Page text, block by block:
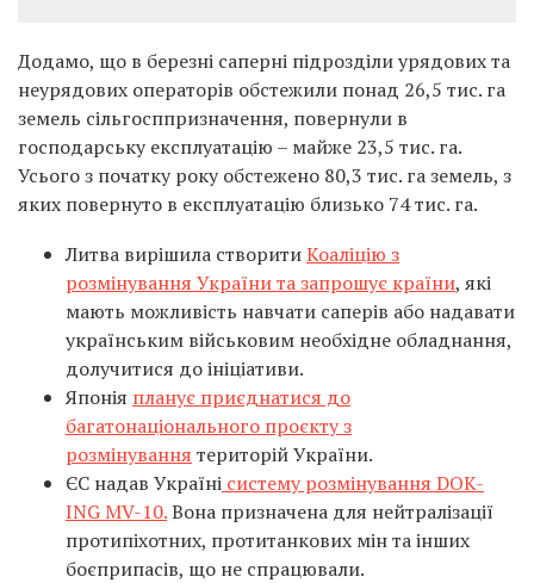
Додамо, що в березні саперні підрозділи урядових та
неурядових операторів обстежили понад 26,5 тис. га
земель сільгосппризначення, повернули в
господарську експлуатацію – майже 23,5 тис. га.
Усього з початку року обстежено 80,3 тис. га земель, з
яких повернуто в експлуатацію близько 74 тис. га.
Литва вирішила створитиКоаліцію з
розмінування України та запрошує країни, які
мають можливість навчати саперів або надавати
українським військовим необхідне обладнання,
долучитися до ініціативи.
Японія планує приєднатися до
багатонаціонального проєкту з
розмінування територій України.
ЄС надав Україні систему розмінування DOK-
ING MV-10.Вона призначена для нейтралізації
протипіхотних, протитанкових мін та інших
боєприпасів, що не спрацювали.